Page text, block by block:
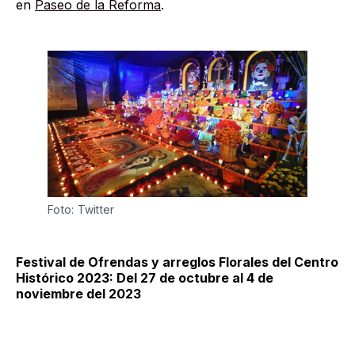
en Paseo de la Reforma.
Foto: Twitter
Festival de Ofrendas y arreglos Florales del Centro
Histórico 2023: Del 27 de octubre al 4 de
noviembre del 2023